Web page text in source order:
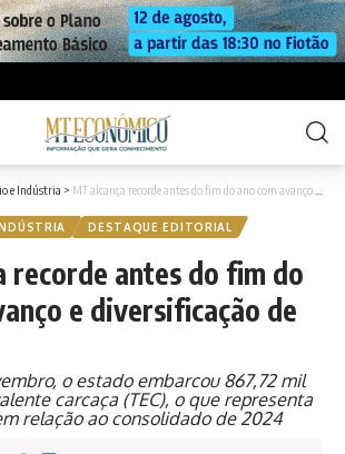
e Indústria > MT alcança recorde antes do fim do ano com avanço e diversificação de mercados
DESTAQUE EDITORIAL
recorde antes do fim do
e diversificação de
o estado embarcou 867,72 mil
carcaça (TEC), o que representa
relação ao consolidado de 2024